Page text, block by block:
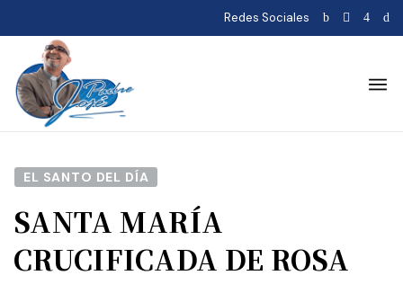
Redes Sociales
EL SANTO DEL DÍA
SANTA MARÍA
CRUCIFICADA DE ROSA